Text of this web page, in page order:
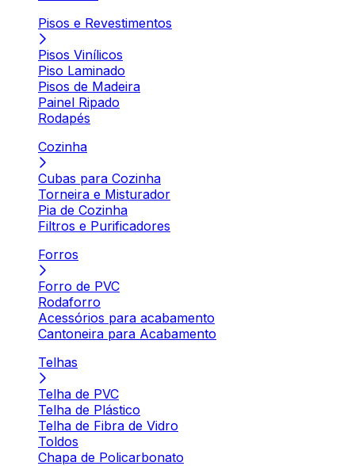
Pisos e Revestimentos
Pisos Vinílicos
Piso Laminado
Pisos de Madeira
Painel Ripado
Rodapés
Cozinha
Cubas para Cozinha
Torneira e Misturador
Pia de Cozinha
Filtros e Purificadores
Forros
Forro de PVC
Rodaforro
Acessórios para acabamento
Cantoneira para Acabamento
Telhas
Telha de PVC
Telha de Plástico
Telha de Fibra de Vidro
Toldos
Chapa de Policarbonato